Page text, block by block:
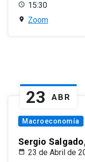
15:30
Zoom
23 ABR
Macroeconomía
Sergio
23 de Abril de